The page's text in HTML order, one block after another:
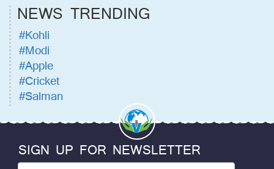
NEWS TRENDING
#Kohli
#Modi
#Apple
#Cricket
#Salman
SIGN UP FOR NEWSLETTER